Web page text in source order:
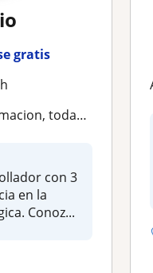
gratis
nivel avanzado
con 3
en la
Conoz...